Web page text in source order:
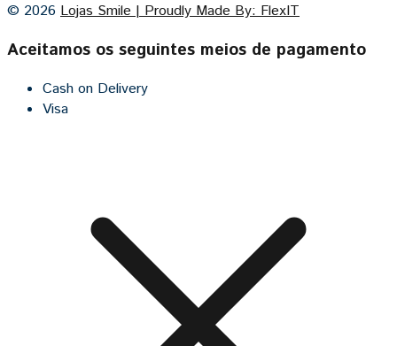
© 2026 Lojas Smile | Proudly Made By: FlexIT
Aceitamos os seguintes meios de pagamento
Cash on Delivery
Visa